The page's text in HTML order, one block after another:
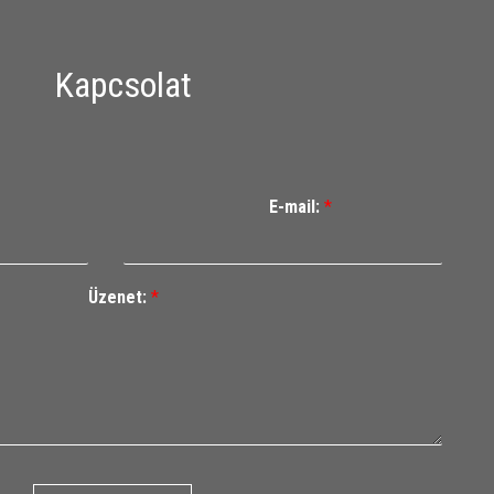
Kapcsolat
E-mail: *
Üzenet: *